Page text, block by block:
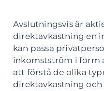
Avslutningsvis är
direktavkastning en
kan passa
inkomstström i form
att förstå de olika
direktavkastning